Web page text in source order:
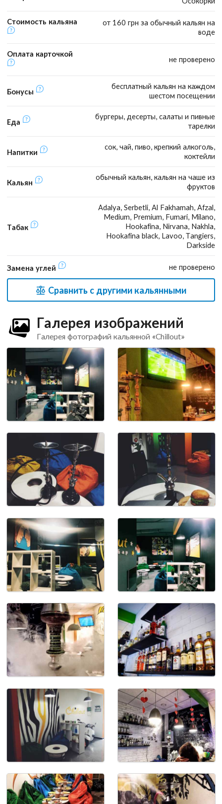
Стоимость кальяна
от 160 грн за обычный кальян на
воде
Оплата карточкой
не проверено
Бонусы
бесплатный кальян на каждом
шестом посещении
Еда
бургеры, десерты, салаты и пивные
тарелки
Напитки
сок, чай, пиво, крепкий алкоголь,
коктейли
Кальян
обычный кальян, кальян на чаше из
фруктов
Табак
Adalya, Serbetli, Al Fakhamah, Afzal,
Medium, Premium, Fumari, Milano,
Hookafina, Nirvana, Nakhla,
Hookafina black, Lavoo, Tangiers,
Darkside
Замена углей не проверено
Сравнить с другими кальянными
Галерея изображений
Галерея фотографий кальянной «Chillout»